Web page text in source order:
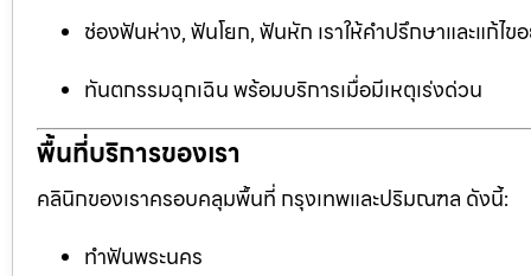
ช่องฟันห่าง, ฟันโยก, ฟันหัก เราให้คำปรึกษาและแก้ไข
ทันตกรรมฉุกเฉิน พร้อมบริการเมื่อมีเหตุเร่งด่วน
พื้นที่บริการของเรา
คลินิกของเราครอบคลุมพื้นที่ กรุงเทพและปริมณฑล ดังนี้:
ทำฟันพระนคร